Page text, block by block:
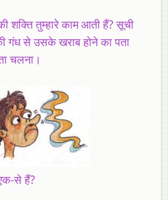
शक्ति तुम्हारे काम आती हैं? सूची
गंध से उसके खराब होने का पता
चलना।
से हैं?